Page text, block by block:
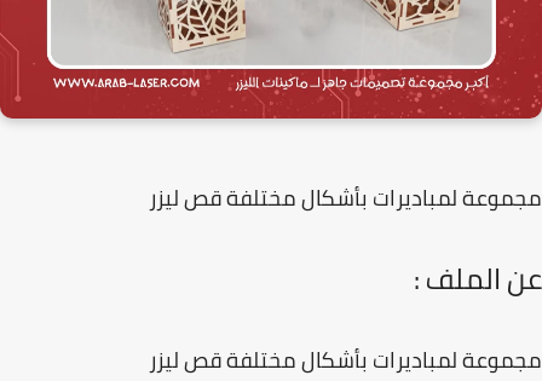
لمباديرات بأشكال مختلفة قص ليزر
الملف :
لمباديرات بأشكال مختلفة قص ليزر